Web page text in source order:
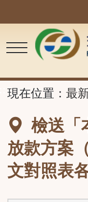
內
容
現在位置： 最
檢送「
放款方案
文對照表